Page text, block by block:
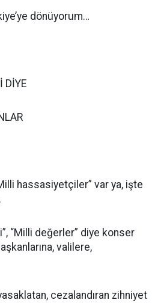
dönüyorum…
DİYE
hassasiyetçiler” var ya, işte
“Milli değerler” diye konser
valilere,
cezalandıran zihniyet